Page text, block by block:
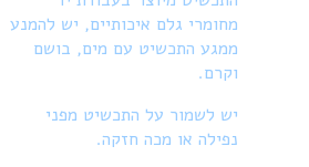
מחומרי גלם איכותיים, יש להמנע
ממגע התכשיט עם מים, בושם
וקרם.
יש לשמור על התכשיט מפני
נפילה או מכה חזקה.